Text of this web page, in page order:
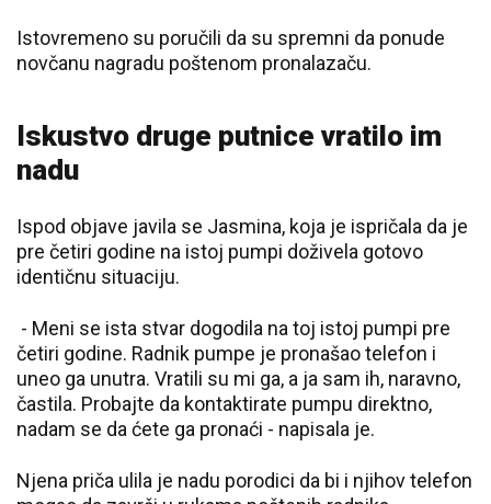
Istovremeno su poručili da su spremni da ponude
novčanu nagradu poštenom pronalazaču.
Iskustvo druge putnice vratilo im
nadu
Ispod objave javila se Jasmina, koja je ispričala da je
pre četiri godine na istoj pumpi doživela gotovo
identičnu situaciju.
- Meni se ista stvar dogodila na toj istoj pumpi pre
četiri godine. Radnik pumpe je pronašao telefon i
uneo ga unutra. Vratili su mi ga, a ja sam ih, naravno,
častila. Probajte da kontaktirate pumpu direktno,
nadam se da ćete ga pronaći - napisala je.
Njena priča ulila je nadu porodici da bi i njihov telefon